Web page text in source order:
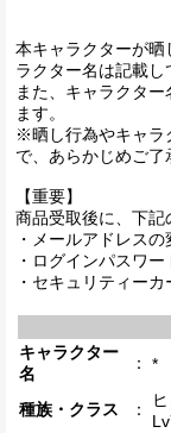
本キャラクターが晒
ラクター名は記載し
また、キャラクタ
ます。
※晒し行為やキャラ
で、あらかじめご了
【重要】
商品受取後に、下記
・メールアドレスの
・ログインパスワー
・セキュリティー
キャラクター
名
： *
種族・クラス
：